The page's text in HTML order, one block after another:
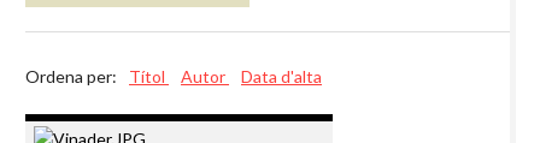
Ordena per: Títol Autor Data d'alta